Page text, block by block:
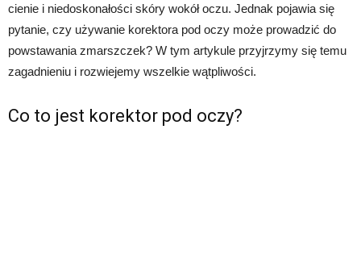
cienie i niedoskonałości skóry wokół oczu. Jednak pojawia się
pytanie, czy używanie korektora pod oczy może prowadzić do
powstawania zmarszczek? W tym artykule przyjrzymy się temu
zagadnieniu i rozwiejemy wszelkie wątpliwości.
Co to jest korektor pod oczy?